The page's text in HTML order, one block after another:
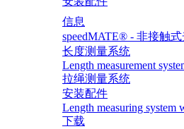
信息
speedMATE® - 非接触
长度测量系统
Length measurement
拉绳测量系统
安装配件
Length measuring system
下载